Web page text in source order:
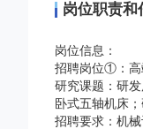
岗位职责和
岗位信息：
招聘岗位①：高
研究课题：研
卧式五轴机床
招聘要求：机